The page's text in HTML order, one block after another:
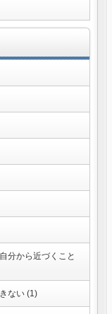
分から近づくこと
ない (1)